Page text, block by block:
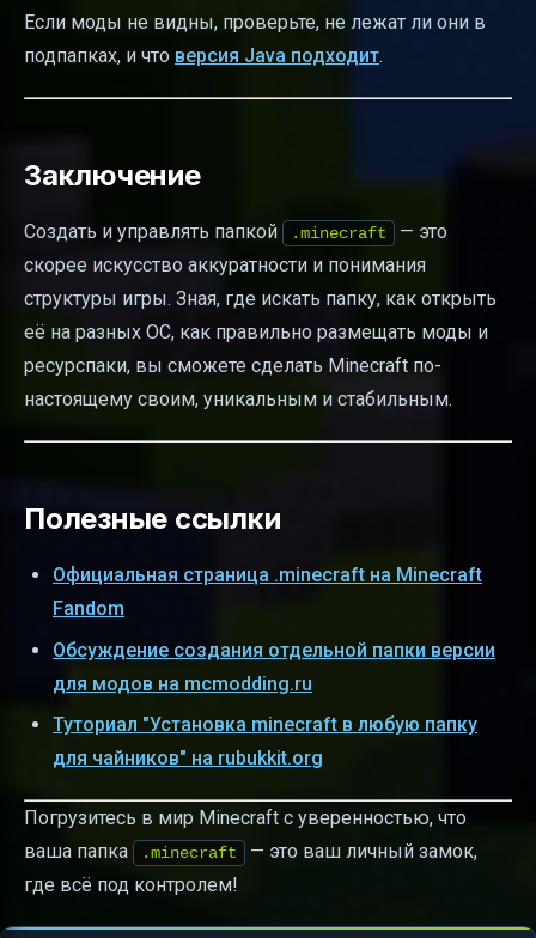
Если моды не видны, проверьте, не лежат ли они в
подпапках, и что версия Java подходит.
Заключение
Создать и управлять папкой .minecraft
— это
скорее искусство аккуратности и понимания
структуры игры. Зная, где искать папку, как открыть
её на разных ОС, как правильно размещать моды и
ресурспаки, вы сможете сделать Minecraft по-
настоящему своим, уникальным и стабильным.
Полезные ссылки
Официальная страница .minecraft на Minecraft
Fandom
Обсуждение создания отдельной папки версии
для модов на mcmodding.ru
Туториал "Установка minecraft в любую папку
для чайников" на rubukkit.org
Погрузитесь в мир Minecraft с уверенностью, что
ваша папка
.minecraft
— это ваш личный замок,
где всё под контролем!